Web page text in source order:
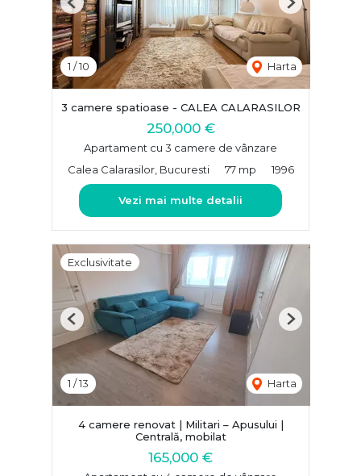
1 /10 Harta
Previous Next
3 camere spatioase - CALEA CALARASILOR
250,000 €
Apartament cu 3 camere de vânzare
Calea Calarasilor, Bucuresti
77 mp 1996
Vezi mai multe detalii
Exclusivitate
1 /13 Harta
Previous Next
4 camere renovat | Militari – Apusului |
Centrală, mobilat
165,000 €